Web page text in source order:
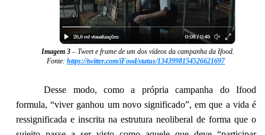
Imagem 3– Tweeteframede um dos vídeos da campanha da Ifood.
Fonte:https://twitter.com/iFood/status/1343998154526621697
Desse modo, como a própria campanha do Ifood
formula, “viver ganhou um novo significado”, em que a vida é
ressignificada e inscrita na estrutura neoliberal de forma que o